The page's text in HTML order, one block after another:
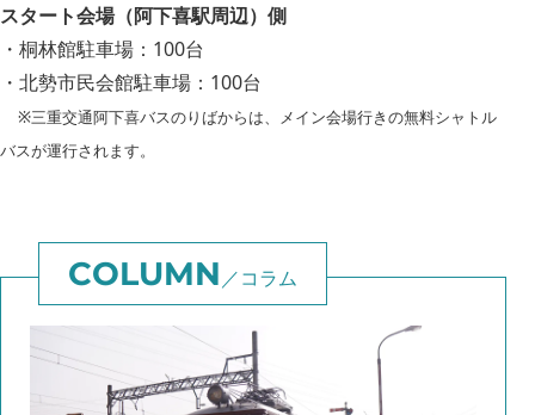
スタート会場（阿下喜駅周辺）側
・桐林館駐車場：100台
・北勢市民会館駐車場：100台
※三重交通阿下喜バスのりばからは、メイン会場行きの無料シャトル
バスが運行されます。
コラム